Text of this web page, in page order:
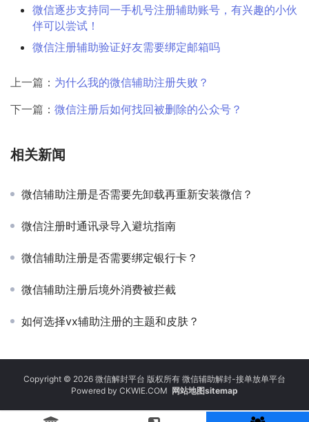
微信逐步支持同一手机号注册辅助账号，有兴趣的小伙
伴可以尝试！
微信注册辅助验证好友需要绑定邮箱吗
上一篇： 为什么我的微信辅助注册失败？
下一篇： 微信注册后如何找回被删除的公众号？
相关新闻
微信辅助注册是否需要先卸载再重新安装微信？
微信注册时通讯录导入避坑指南
微信辅助注册是否需要绑定银行卡？
微信辅助注册后境外消费被拦截
如何选择vx辅助注册的主题和皮肤？
Copyright © 2026 微信解封平台 版权所有 微信辅助解封-接单放单平台
Powered by CKWIE.COM 网站地图sitemap